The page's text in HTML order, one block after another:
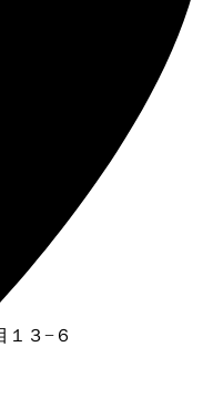
１３−６